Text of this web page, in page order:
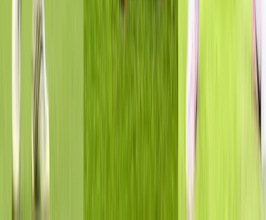
স্বরাষ্ট্রমন্ত্রী বলেন, বর্তমান বিশ্বে অপরাধের ধরন দ্রুত পরিবর্তিত হচ্ছে।
সাইবার অপরাধ, ডিজিটাল প্রতারণা, অনলাইন জালিয়াতি ও প্রযুক্তিনির্ভর
অপরাধ মোকাবিলায় পুলিশ সদস্যদের আধুনিক প্রযুক্তিগত দক্ষতা অর্জন
করতে হবে। জনগণের আস্থা ও বিশ্বাস অর্জনের মাধ্যমে পুলিশকে একটি
মানবিক ও জনমুখী বাহিনী হিসেবে গড়ে তুলতে হবে।
তিনি বলেন, একটি গণতান্ত্রিক রাষ্ট্রে পুলিশ বাহিনীর প্রধান শক্তি হলো
জনগণের আস্থা। তাই কোনো প্রকার রাজনৈতিক প্রভাব, পক্ষপাতিত্ব বা
গোষ্ঠীগত স্বার্থের ঊর্ধ্বে থেকে সংবিধান ও আইনের প্রতি আনুগত্য বজায়
রেখে দায়িত্ব পালন করতে হবে।
সততা, পেশাদারিত্ব ও মানবিক মূল্যবোধকে ধারণ করে জনগণের প্রত্যাশা
অনুষ্ঠানে প্রশিক্ষণ সফলভাবে সম্পন্নকারী কর্মকর্তাদের অভিনন্দন জানিয়ে